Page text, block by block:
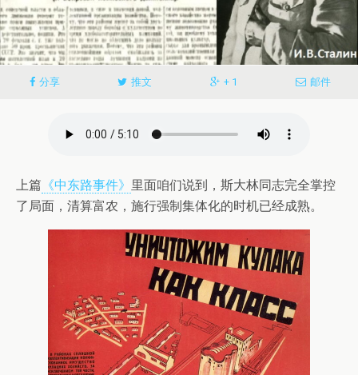
分享 推文 + 1 邮件
上篇 《中东路事件》 里面咱们说到，斯大林同志完全掌控
了局面，清算富农，施行强制集体化的时机已经成熟。